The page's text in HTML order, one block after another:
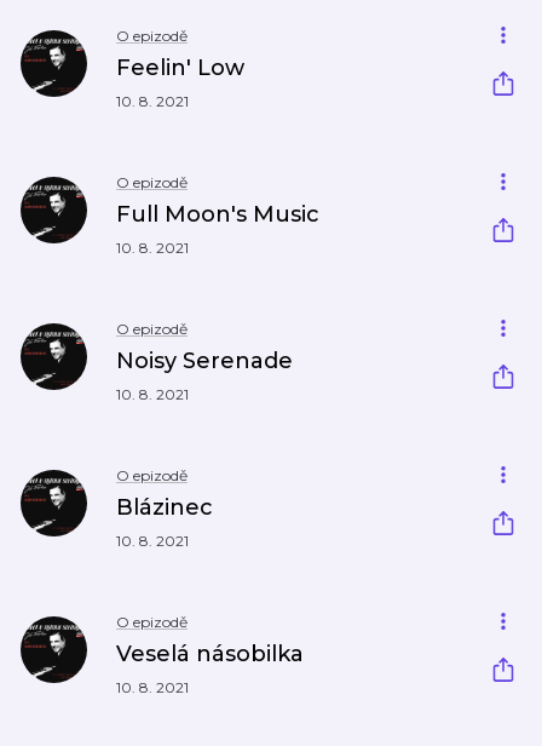
O epizodě
Feelin' Low
10. 8. 2021
O epizodě
Full Moon's Music
10. 8. 2021
O epizodě
Noisy Serenade
10. 8. 2021
O epizodě
Blázinec
10. 8. 2021
O epizodě
Veselá násobilka
10. 8. 2021